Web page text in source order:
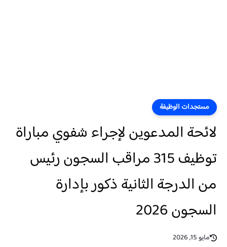
مستجدات الوظيفة
لائحة المدعوين لإجراء شفوي مباراة
توظيف 315 مراقب السجون رئيس
من الدرجة الثانية ذكور بإدارة
السجون 2026
مايو 15, 2026